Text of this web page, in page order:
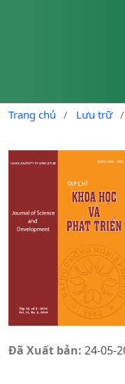
Trang chủ / Lưu trữ /
Đã Xuất bản: 24-05-